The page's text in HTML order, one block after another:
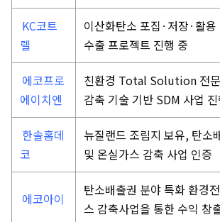
KC코트
렐
이산화탄소 포집·저장·활
수출 프로젝트 진행 중
에코프로
에이치엔
친환경 Total Solution 전
감축 기술 기반 SDM 사업 진
한솔홈데
코
뉴질랜드 조림지 보유, 탄소
및 온실가스 감축 사업 인증
에코아이
탄소배출권 분야 특화 환경
스 감축사업을 통한 수익 창